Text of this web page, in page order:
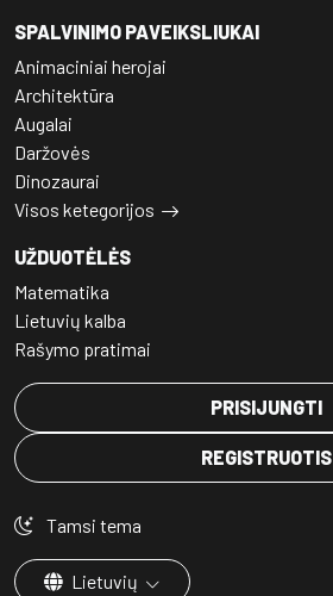
SPALVINIMO PAVEIKSLIUKAI
Animaciniai herojai
Architektūra
Augalai
Daržovės
Dinozaurai
Visos ketegorijos
UŽDUOTĖLĖS
Matematika
Lietuvių kalba
Rašymo pratimai
PRISIJUNGTI
REGISTRUOTIS
Tamsi tema
Lietuvių